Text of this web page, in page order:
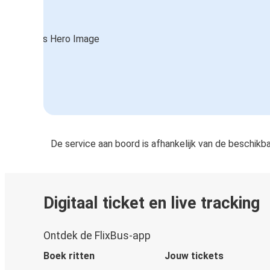
De service aan boord is afhankelijk van de
Digitaal ticket en live tracking
Ontdek de FlixBus-app
Boek ritten Jouw tickets